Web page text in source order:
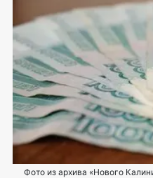
Фото из архива «Нового